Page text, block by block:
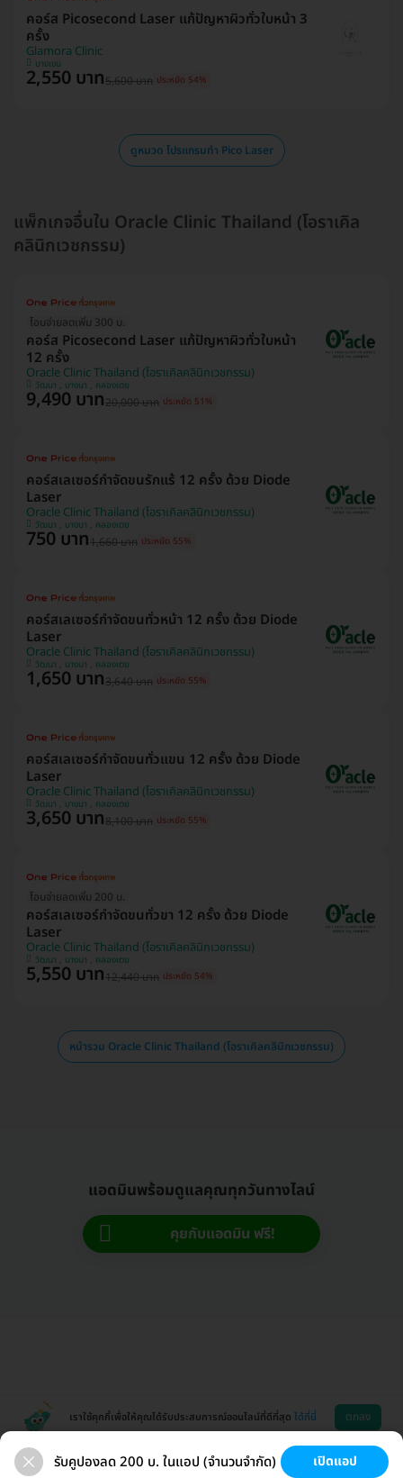
คอร์ส Picosecond Laser แก้ปัญหาผิวทั่วใบหน้า 3
ครั้ง
Glamora Clinic
บางเขน
2,550 บาท5,600 บาท ประหยัด 54%
ดูหมวด โปรแกรมทำ Pico Laser
แพ็กเกจอื่นใน Oracle Clinic Thailand (โอราเคิล
คลินิกเวชกรรม)
โอนจ่ายลดเพิ่ม 300 บ.
คอร์ส Picosecond Laser แก้ปัญหาผิวทั่วใบหน้า
12 ครั้ง
Oracle Clinic Thailand (โอราเคิลคลินิกเวชกรรม)
วัฒนา , บางนา , คลองเตย
9,490 บาท20,000 บาท ประหยัด 51%
คอร์สเลเซอร์กำจัดขนรักแร้ 12 ครั้ง ด้วย Diode
Laser
Oracle Clinic Thailand (โอราเคิลคลินิกเวชกรรม)
วัฒนา , บางนา , คลองเตย
750 บาท1,660 บาท ประหยัด 55%
คอร์สเลเซอร์กำจัดขนทั่วหน้า 12 ครั้ง ด้วย Diode
Laser
Oracle Clinic Thailand (โอราเคิลคลินิกเวชกรรม)
วัฒนา , บางนา , คลองเตย
1,650 บาท3,640 บาท ประหยัด 55%
คอร์สเลเซอร์กำจัดขนทั่วแขน 12 ครั้ง ด้วย Diode
Laser
Oracle Clinic Thailand (โอราเคิลคลินิกเวชกรรม)
วัฒนา , บางนา , คลองเตย
3,650 บาท8,100 บาท ประหยัด 55%
โอนจ่ายลดเพิ่ม 200 บ.
คอร์สเลเซอร์กำจัดขนทั่วขา 12 ครั้ง ด้วย Diode
Laser
Oracle Clinic Thailand (โอราเคิลคลินิกเวชกรรม)
วัฒนา , บางนา , คลองเตย
5,550 บาท12,440 บาท ประหยัด 54%
หน้ารวม Oracle Clinic Thailand (โอราเคิลคลินิกเวชกรรม)
แอดมินพร้อมดูแลคุณทุกวันทางไลน์
คุยกับแอดมิน ฟรี!
เราใช้คุกกี้เพื่อให้คุณได้รับประสบการณ์ออนไลน์ที่ดีที่สุด ได้ที่นี่ ตกลง
รับคูปองลด 200 บ. ในแอป (จำนวนจำกัด) เปิดแอป